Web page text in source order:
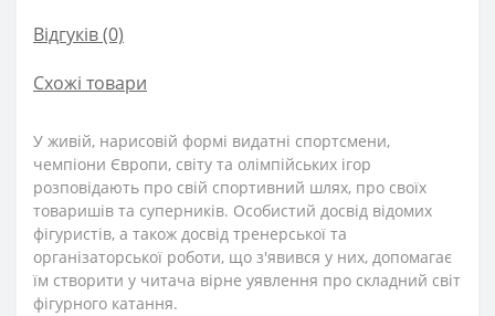
Відгуків (0)
Схожі товари
У живій, нарисовій формі видатні спортсмени,
чемпіони Європи, світу та олімпійських ігор
розповідають про свій спортивний шлях, про своїх
товаришів та суперників. Особистий досвід відомих
фігуристів, а також досвід тренерської та
організаторської роботи, що з'явився у них, допомагає
їм створити у читача вірне уявлення про складний світ
фігурного катання.